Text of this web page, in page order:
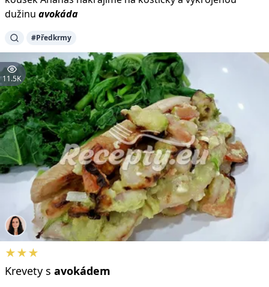
dužinu avokáda
#Předkrmy
11.5K
★★★
Krevety s avokádem